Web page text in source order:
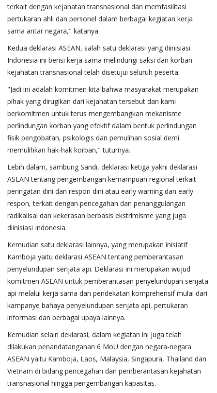
terkait dengan kejahatan transnasional dan memfasilitasi
pertukaran ahli dan personel dalam berbagai kegiatan kerja
sama antar negara," katanya.
Kedua deklarasi ASEAN, salah satu deklarasi yang diinisiasi
Indonesia ini berisi kerja sama melindungi saksi dan korban
kejahatan transnasional telah disetujui seluruh peserta.
"Jadi ini adalah komitmen kita bahwa masyarakat merupakan
pihak yang dirugikan dari kejahatan tersebut dan kami
berkomitmen untuk terus mengembangkan mekanisme
perlindungan korban yang efektif dalam bentuk perlindungan
fisik pengobatan, psikologis dan pemulihan sosial demi
memulihkan hak-hak korban," tuturnya.
Lebih dalam, sambung Sandi, deklarasi ketiga yakni deklarasi
ASEAN tentang pengembangan kemampuan regional terkait
peringatan dini dan respon dini atau early warning dan early
respon, terkait dengan pencegahan dan penanggulangan
radikalisai dan kekerasan berbasis ekstrimisme yang juga
diinisiasi Indonesia.
Kemudian satu deklarasi lainnya, yang merupakan inisiatif
Kamboja yaitu deklarasi ASEAN tentang pemberantasan
penyelundupan senjata api. Deklarasi ini merupakan wujud
komitmen ASEAN untuk pemberantasan penyelundupan senjata
api melalui kerja sama dan pendekatan komprehensif mulai dari
kampanye bahaya penyelundupan senjata api, pertukaran
informasi dan berbagai upaya lainnya.
Kemudian selain deklarasi, dalam kegiatan ini juga telah
dilakukan penandatanganan 6 MoU dengan negara-negara
ASEAN yaitu Kamboja, Laos, Malaysia, Singapura, Thailand dan
Vietnam di bidang pencegahan dan pemberantasan kejahatan
transnasional hingga pengembangan kapasitas.